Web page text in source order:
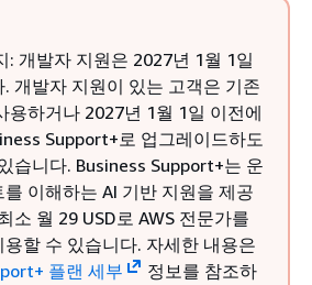
: 개발자 지원은 2027년 1월 1일
개발자 지원이 있는 고객은 기존
용하거나 2027년 1월 1일 이전에
Support+로 업그레이드하도
습니다. Business Support+는 운
이해하는 AI 기반 지원을 제공
소 월 29 USD로 AWS 전문가를
할 수 있습니다. 자세한 내용은
플랜 세부
정보를 참조하